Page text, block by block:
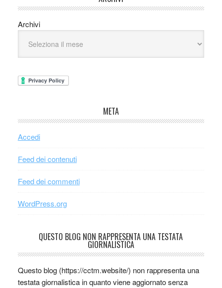
Archivi
META
Accedi
Feed dei contenuti
Feed dei commenti
WordPress.org
QUESTO BLOG NON RAPPRESENTA UNA TESTATA
GIORNALISTICA
Questo blog (https://cctm.website/) non rappresenta una
testata giornalistica in quanto viene aggiornato senza